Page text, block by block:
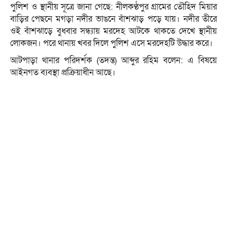
পুলিশ ও স্থানীয় সূত্রে জানা গেছে: নীলকণ্ঠপুর গ্রামের তৌহিদ মিয়ার
বাড়ির পেছনে মগড়া নদীর ভাঙনে বাঁশঝাড় পড়ে যায়। নদীর তীরে
ওই বাঁশঝাড়ে বুধবার সন্ধ্যায় মরদেহ আটকে থাকতে দেখে স্থানীয়
লোকজন। পরে থানায় খবর দিলে পুলিশ এসে মরদেহটি উদ্ধার করে।
আটপাড়া থানার পরিদর্শক (তদন্ত) আব্দুর রহিম বলেন: এ বিষয়ে
আইনগত ব্যবস্থা প্রক্রিয়াধীন আছে।